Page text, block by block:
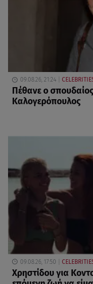
09.08.26, 21:24
Πέθανε ο
Καλογερόπουλος
09.08.26, 17:50
Χρηστίδου για